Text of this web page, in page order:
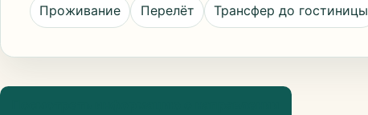
Проживание Перелёт Трансфер до гостиницы